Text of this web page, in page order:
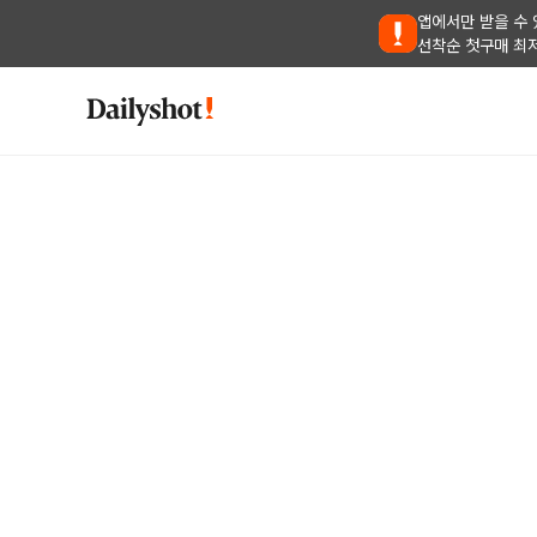
앱에서만 받을 수
선착순 첫구매 최